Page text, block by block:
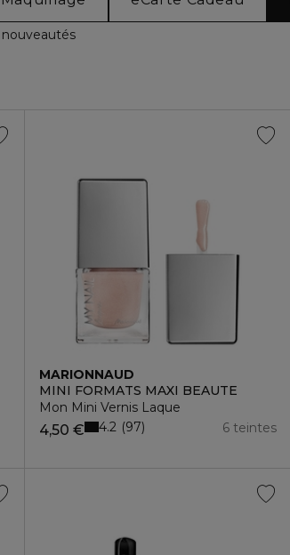
nouveautés
MARIONNAUD
MINI FORMATS MAXI BEAUTE
Mon Mini Vernis Laque
4,50 € 6 teintes
4.2 97